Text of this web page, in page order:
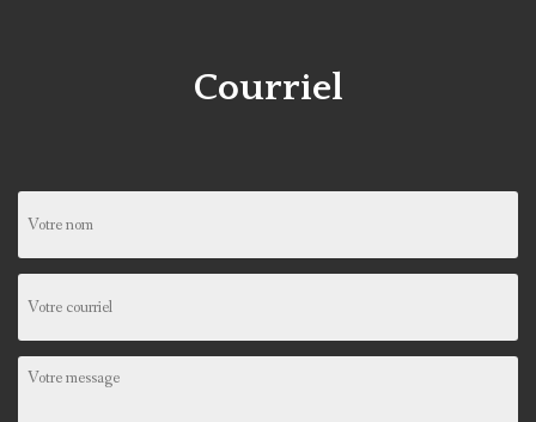
Courriel